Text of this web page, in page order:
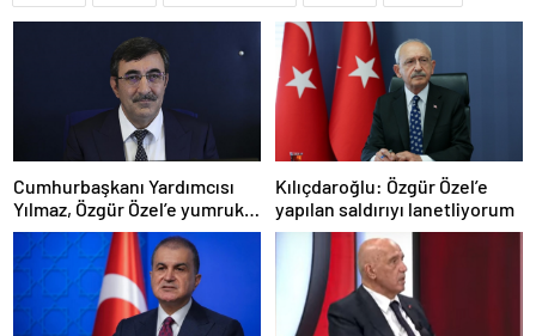
Cumhurbaşkanı Yardımcısı
Yılmaz, Özgür Özel’e yumruklu
saldırıyı kınadı
Kılıçdaroğlu: Özgür Özel’e
yapılan saldırıyı lanetliyorum